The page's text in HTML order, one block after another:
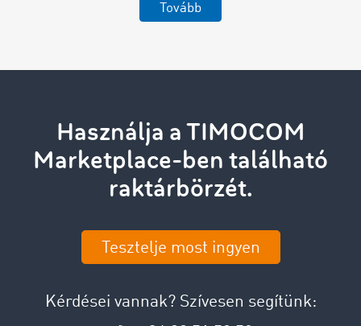
Tovább
Használja a TIMOCOM
Marketplace-ben található
raktárbörzét.
Tesztelje most ingyen
Kérdései vannak? Szívesen segítünk: